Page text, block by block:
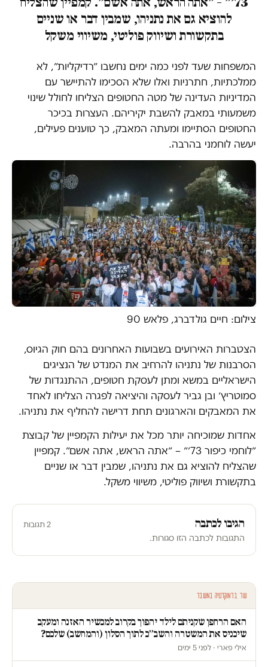
להוציא גם את נתניהו, שמבין דבר או שניים
בתקשורת ושיווק פוליטי, משיווי משקל
המשפחות שעד לפני כמה ימים נחשבו ״רדיקליות״, לא
ממלכתיות, חתרניות ואלו שלא הסכימו להתיישר עם
המדיניות העדינה של מטה החטופים הצליחו לחולל שינוי
משמעותי במאבק להשבת יקיריהם. העצרות בכיכר
החטופים הסתיימו ומעתה המאבק, כך טוענים פעילים,
יעשה לוחמני בהרבה.
צילום: חיים גולדברג, פלאש 90
הצטברות האירועים בשבועות האחרונים בהם חוק הגיוס,
הסרבנות של נתניהו להרחיב את המנדט של הנציגים
הישראליים במשא ומתן לעסקת חטופים, ההתנגדות של
סמוטריץ׳ ובן גביר לעסקה והיציאה לפגרה הצליחו לאחד
את המאבקים והארגונים תחת דרישה להחליף את נתניהו.
אחדות שמוכיחה יותר מכל את יעילות הקמפיין של קבוצת
״לוחמי כיפור 73׳״ – ״אתה הראש, אתה אשם״. קמפיין
שהצליח להוציא גם את נתניהו, שמבין דבר או שניים
בתקשורת ושיווק פוליטי, משיווי משקל.
הגיבו לכתבה 2 תגובות
התגובות לכתבה הזו סגורות.
עוד בדמוקרטיה במשבר
האם הרחפן שקניתם לילד יהפוך בקרוב למכשיר האזנה ומעקב
שיכניס את המשטרה והשב״כ לתוך הסלון (והמחשב) שלכם?
אילי פארי · לפני 5 ימים